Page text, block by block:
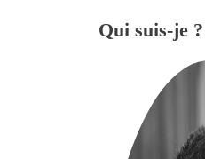
Qui suis-je ?